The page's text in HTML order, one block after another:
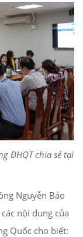
ĐHQT chia sẻ tại
Nguyễn Bảo
nội dung của
Quốc cho biết: